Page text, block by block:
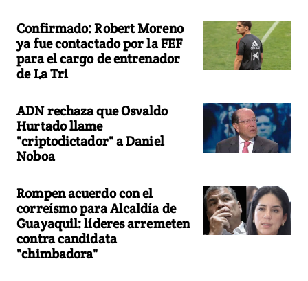
Confirmado: Robert Moreno
ya fue contactado por la FEF
para el cargo de entrenador
de La Tri
ADN rechaza que Osvaldo
Hurtado llame
"criptodictador" a Daniel
Noboa
Rompen acuerdo con el
correísmo para Alcaldía de
Guayaquil: líderes arremeten
contra candidata
"chimbadora"